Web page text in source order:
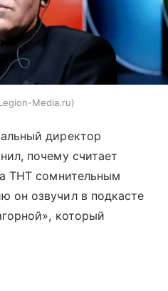
Media.ru
директор
почему считает
ТНТ сомнительным
он озвучил в подкасте
который